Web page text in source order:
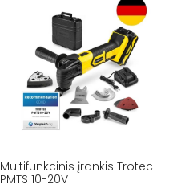
Multifunkcinis įrankis Trotec
PMTS 10-20V